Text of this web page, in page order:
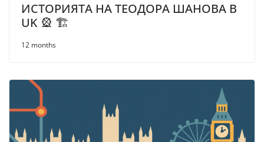
ИСТОРИЯТА НА ТЕОДОРА ШАНОВА В
UK 🎡 🏗️
12 months